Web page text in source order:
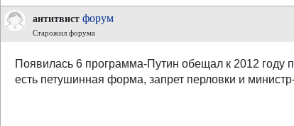
антитвист форум
Старожил форума
Появилась 6 программа-Путин обещал к 2012 году
есть петушинная форма, запрет перловки и